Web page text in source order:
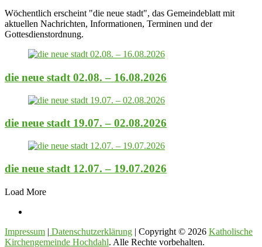
Wöchentlich erscheint "die neue stadt", das Gemeindeblatt mit
aktuellen Nachrichten, Informationen, Terminen und der
Gottesdienstordnung.
die neue stadt 02.08. – 16.08.2026
die neue stadt 19.07. – 02.08.2026
die neue stadt 12.07. – 19.07.2026
Load More
Impressum | Datenschutzerklärung | Copyright © 2026 Katholische
Kirchengemeinde Hochdahl. Alle Rechte vorbehalten.